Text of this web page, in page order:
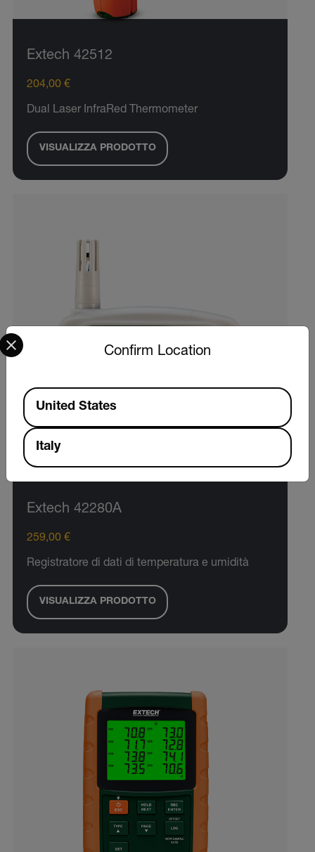
Extech 42512
204,00 €
Dual Laser InfraRed Thermometer
VISUALIZZA PRODOTTO
Extech 42280A
259,00 €
Registratore di dati di temperatura e umidità
VISUALIZZA PRODOTTO
Confirm Location
Select your preferred country and language from the
Available Locations
United States
Italy